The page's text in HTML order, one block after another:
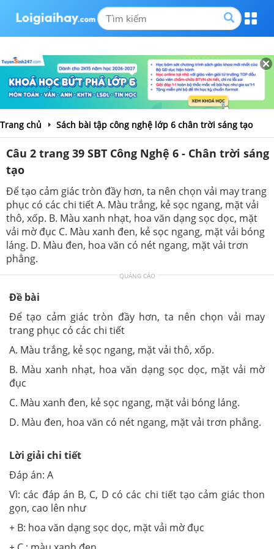
Trang chủ Sách bài tập công nghệ lớp 6 chân trời sáng tạo
Câu 2 trang 39 SBT Công Nghệ 6 - Chân trời sáng
tạo
Để tạo cảm giác tròn đầy hơn, ta nên chọn vải may trang
phục có các chi tiết A. Màu trắng, kẻ sọc ngang, mặt vải
thô, xốp. B. Màu xanh nhạt, hoa văn dạng sọc dọc, mặt
vải mờ đục C. Màu xanh đen, kẻ sọc ngang, mặt vải bóng
láng. D. Màu đen, hoa văn có nét ngang, mặt vải trơn
phẳng.
QUẢNG CÁO
Đề bài
Để tạo cảm giác tròn đầy hơn, ta nên chọn vải may
trang phục có các chi tiết
A. Màu trắng, kẻ sọc ngang, mặt vải thô, xốp.
B. Màu xanh nhạt, hoa văn dạng sọc dọc, mặt vải mờ
đục
C. Màu xanh đen, kẻ sọc ngang, mặt vải bóng láng.
D. Màu đen, hoa văn có nét ngang, mặt vải trơn phẳng.
Lời giải chi tiết
Đáp án: A
Vì: các đáp án B, C, D có các chi tiết tạo cảm giác thon
gọn, cao lên như
+ B: hoa văn dạng sọc dọc, mặt vải mờ đục